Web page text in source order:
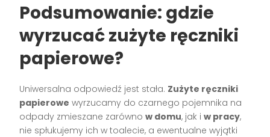
Podsumowanie: gdzie
wyrzucać zużyte ręczniki
papierowe?
Uniwersalna odpowiedź jest stała. Zużyte ręczniki
papierowe wyrzucamy do czarnego pojemnika na
odpady zmieszane zarównow domu, jak iw pracy,
nie spłukujemy ich w toalecie, a ewentualne wyjątki